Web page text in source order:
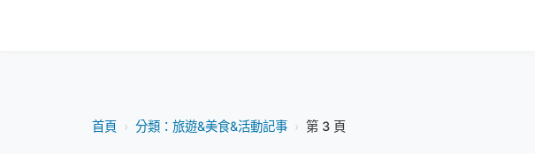
首頁 › 分類：旅遊&美食&活動記事 › 第 3 頁